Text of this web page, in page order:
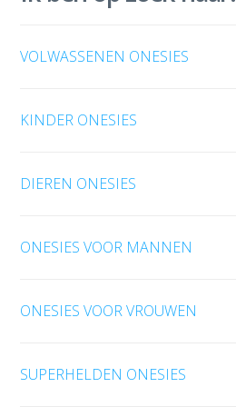
VOLWASSENEN ONESIES
KINDER ONESIES
DIEREN ONESIES
ONESIES VOOR MANNEN
ONESIES VOOR VROUWEN
SUPERHELDEN ONESIES